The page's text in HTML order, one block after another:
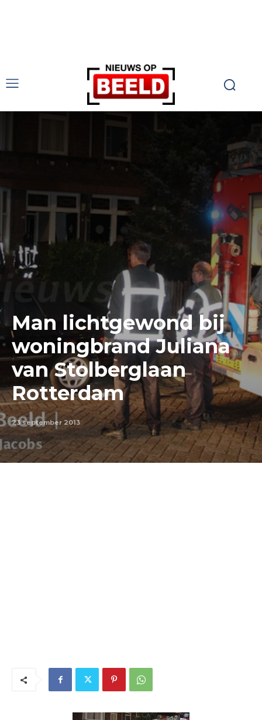
Man lichtgewond bij
woningbrand Juliana
van Stolberglaan
Rotterdam
23 september 2013